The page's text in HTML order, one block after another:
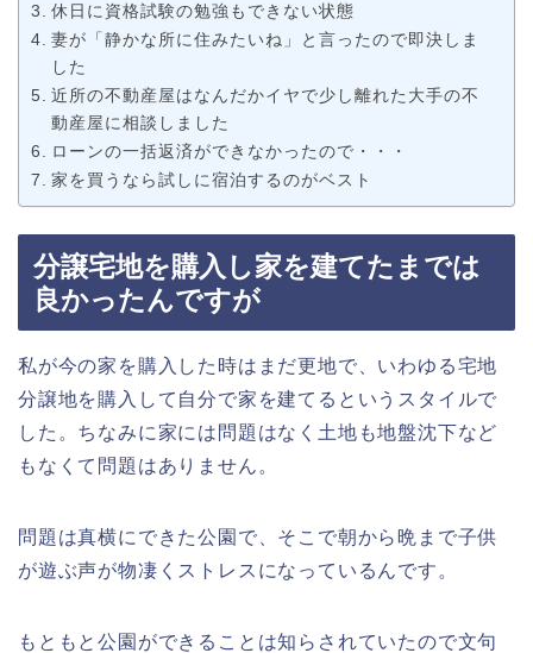
休日に資格試験の勉強もできない状態
妻が「静かな所に住みたいね」と言ったので即決しま
した
近所の不動産屋はなんだかイヤで少し離れた大手の不
動産屋に相談しました
ローンの一括返済ができなかったので・・・
家を買うなら試しに宿泊するのがベスト
分譲宅地を購入し家を建てたまでは
良かったんですが
私が今の家を購入した時はまだ更地で、いわゆる宅地
分譲地を購入して自分で家を建てるというスタイルで
した。ちなみに家には問題はなく土地も地盤沈下など
もなくて問題はありません。
問題は真横にできた公園で、そこで朝から晩まで子供
が遊ぶ声が物凄くストレスになっているんです。
もともと公園ができることは知らされていたので文句